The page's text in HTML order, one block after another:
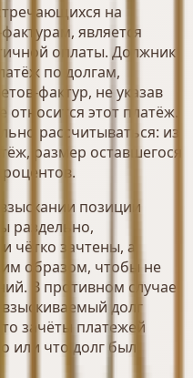
на
является
оплаты. Должник
по долгам,
фактур, не указав
относится этот платёж.
рассчитываться: из
размер оставшегося
позиции
раздельно,
чётко зачтены, а
образом, чтобы не
В противном случае
долг
зачёты платежей
или что долг был